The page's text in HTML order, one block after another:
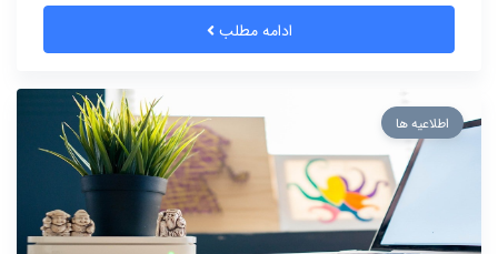
ادامه مطلب
اطلاعیه ها